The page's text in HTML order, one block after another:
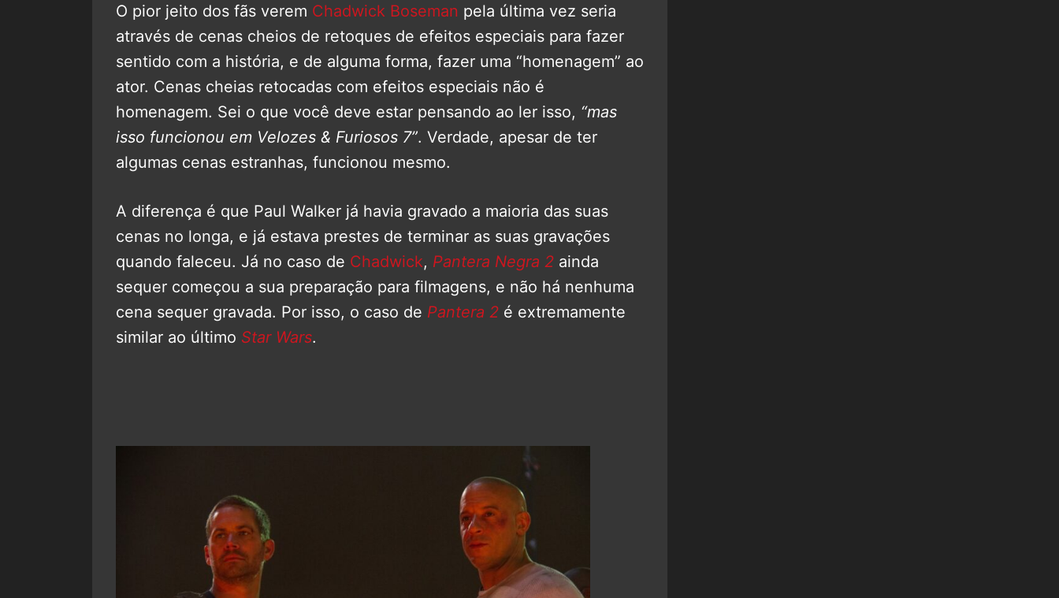
O pior jeito dos fãs verem Chadwick Boseman pela última vez seria
através de cenas cheios de retoques de efeitos especiais para fazer
sentido com a história, e de alguma forma, fazer uma “homenagem” ao
ator. Cenas cheias retocadas com efeitos especiais não é
homenagem. Sei o que você deve estar pensando ao ler isso, “mas
isso funcionou em Velozes & Furiosos 7”. Verdade, apesar de ter
algumas cenas estranhas, funcionou mesmo.
A diferença é que Paul Walker já havia gravado a maioria das suas
cenas no longa, e já estava prestes de terminar as suas gravações
quando faleceu. Já no caso de Chadwick, Pantera Negra 2 ainda
sequer começou a sua preparação para filmagens, e não há nenhuma
cena sequer gravada. Por isso, o caso de Pantera 2 é extremamente
similar ao último Star Wars.